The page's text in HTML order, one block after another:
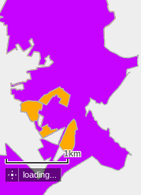
1km
loading...